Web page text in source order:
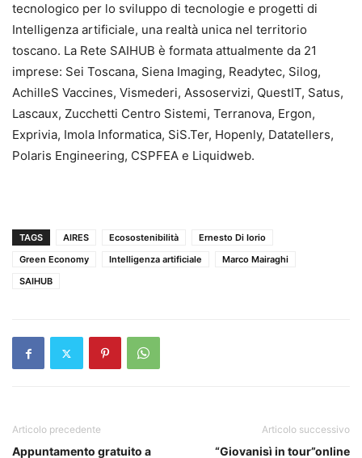
tecnologico per lo sviluppo di tecnologie e progetti di
Intelligenza artificiale, una realtà unica nel territorio
toscano. La Rete SAIHUB è formata attualmente da 21
imprese: Sei Toscana, Siena Imaging, Readytec, Silog,
AchilleS Vaccines, Vismederi, Assoservizi, QuestIT, Satus,
Lascaux, Zucchetti Centro Sistemi, Terranova, Ergon,
Exprivia, Imola Informatica, SiS.Ter, Hopenly, Datatellers,
Polaris Engineering, CSPFEA e Liquidweb.
TAGS AIRES Ecosostenibilità
Ernesto Di Iorio
Green Economy
Intelligenza artificiale
Marco Mairaghi
SAIHUB
Articolo precedente
Appuntamento gratuito a
Articolo successivo
“Giovanisì in tour”online